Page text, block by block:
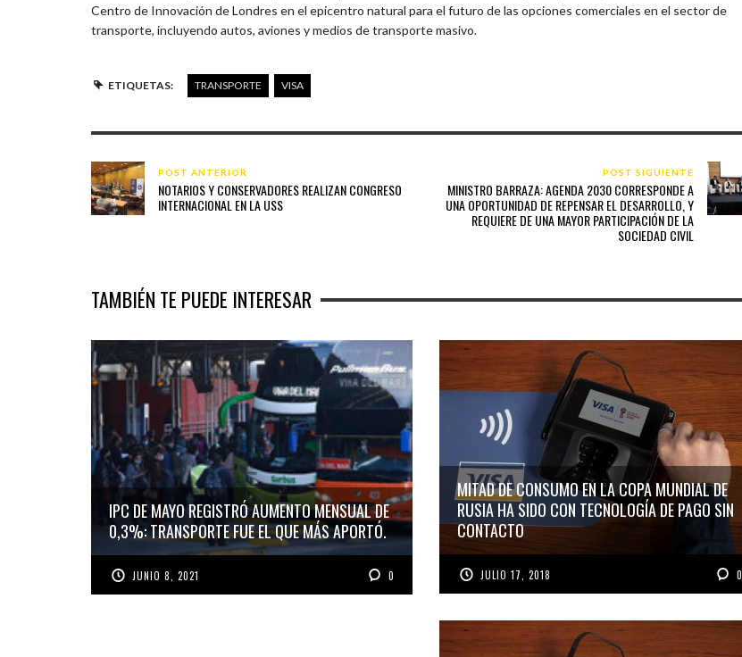
Centro de Innovación de Londres en el epicentro natural para el futuro de las opciones comerciales en el sector de
transporte, incluyendo autos, aviones y medios de transporte masivo.
ETIQUETAS: TRANSPORTE VISA
POST ANTERIOR
NOTARIOS Y CONSERVADORES REALIZAN CONGRESO
INTERNACIONAL EN LA USS
POST SIGUIENTE
MINISTRO BARRAZA: AGENDA 2030 CORRESPONDE A
UNA OPORTUNIDAD DE REPENSAR EL DESARROLLO, Y
REQUIERE DE UNA MAYOR PARTICIPACIÓN DE LA
SOCIEDAD CIVIL
TAMBIÉN TE PUEDE INTERESAR
IPC DE MAYO REGISTRÓ AUMENTO MENSUAL DE
0,3%: TRANSPORTE FUE EL QUE MÁS APORTÓ.
JUNIO 8, 2021 0
MITAD DE CONSUMO EN LA COPA MUNDIAL DE
RUSIA HA SIDO CON TECNOLOGÍA DE PAGO SIN
CONTACTO
JULIO 17, 2018 0